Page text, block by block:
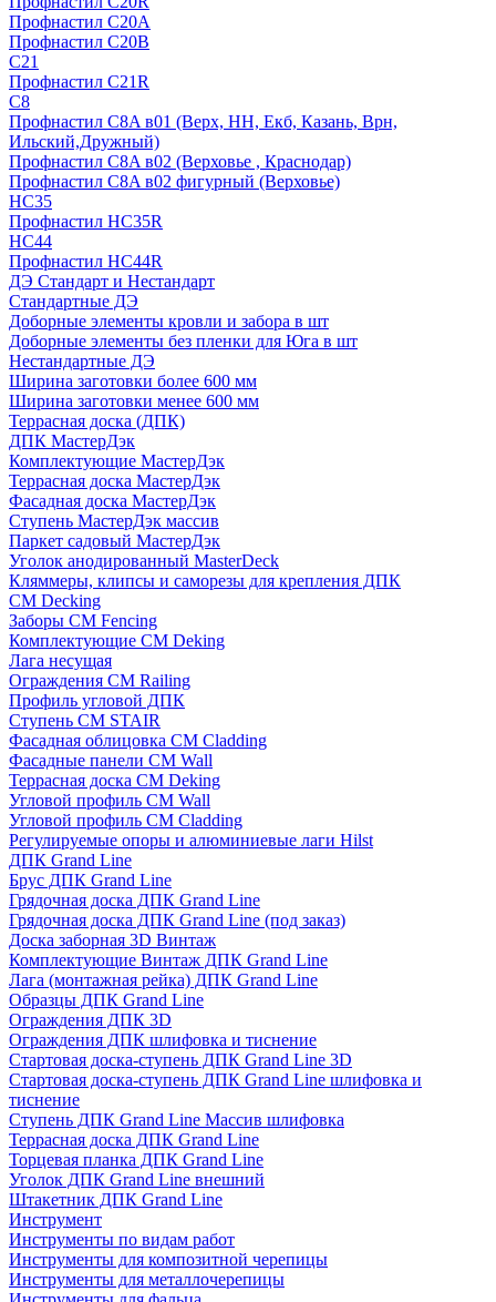
Профнастил С20А
Профнастил С20В
C21
Профнастил С21R
C8
Профнастил С8A в01 (Верх, НН, Екб, Казань, Врн,
Ильский,Дружный)
Профнастил С8A в02 (Верховье , Краснодар)
Профнастил С8A в02 фигурный (Верховье)
HС35
Профнастил HC35R
НС44
Профнастил НС44R
ДЭ Стандарт и Нестандарт
Стандартные ДЭ
Доборные элементы кровли и забора в шт
Доборные элементы без пленки для Юга в шт
Нестандартные ДЭ
Ширина заготовки более 600 мм
Ширина заготовки менее 600 мм
Террасная доска (ДПК)
ДПК МастерДэк
Комплектующие МастерДэк
Террасная доска МастерДэк
Фасадная доска МастерДэк
Ступень МастерДэк массив
Паркет садовый МастерДэк
Уголок анодированный MasterDeck
Кляммеры, клипсы и саморезы для крепления ДПК
CM Decking
Заборы CM Fencing
Комплектующие CM Deking
Лага несущая
Ограждения CM Railing
Профиль угловой ДПК
Ступень CM STAIR
Фасадная облицовка CM Cladding
Фасадные панели CM Wall
Террасная доска CM Deking
Угловой профиль CM Wall
Угловой профиль CM Cladding
Регулируемые опоры и алюминиевые лаги Hilst
ДПК Grand Line
Брус ДПК Grand Line
Грядочная доска ДПК Grand Line
Грядочная доска ДПК Grand Line (под заказ)
Доска заборная 3D Винтаж
Комплектующие Винтаж ДПК Grand Line
Лага (монтажная рейка) ДПК Grand Line
Образцы ДПК Grand Line
Ограждения ДПК 3D
Ограждения ДПК шлифовка и тиснение
Стартовая доска-ступень ДПК Grand Line 3D
Стартовая доска-ступень ДПК Grand Line шлифовка и
тиснение
Ступень ДПК Grand Line Массив шлифовка
Террасная доска ДПК Grand Line
Торцевая планка ДПК Grand Line
Уголок ДПК Grand Line внешний
Штакетник ДПК Grand Line
Инструмент
Инструменты по видам работ
Инструменты для композитной черепицы
Инструменты для металлочерепицы